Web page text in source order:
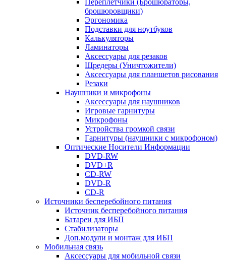
Переплетчики (Брошюраторы,
брошюровщики)
Эргономика
Подставки для ноутбуков
Калькуляторы
Ламинаторы
Аксессуары для резаков
Шредеры (Уничтожители)
Аксессуары для планшетов рисования
Резаки
Наушники и микрофоны
Аксессуары для наушников
Игровые гарнитуры
Микрофоны
Устройства громкой связи
Гарнитуры (наушники с микрофоном)
Оптические Носители Информации
DVD-RW
DVD+R
CD-RW
DVD-R
CD-R
Источники бесперебойного питания
Источник бесперебойного питания
Батареи для ИБП
Стабилизаторы
Доп.модули и монтаж для ИБП
Мобильная связь
Аксессуары для мобильной связи